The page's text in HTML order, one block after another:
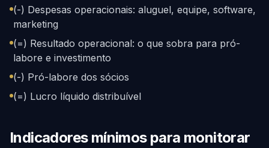
(-) Despesas operacionais: aluguel, equipe, software,
marketing
(=) Resultado operacional: o que sobra para pró-
labore e investimento
(-) Pró-labore dos sócios
(=) Lucro líquido distribuível
Indicadores mínimos para monitorar